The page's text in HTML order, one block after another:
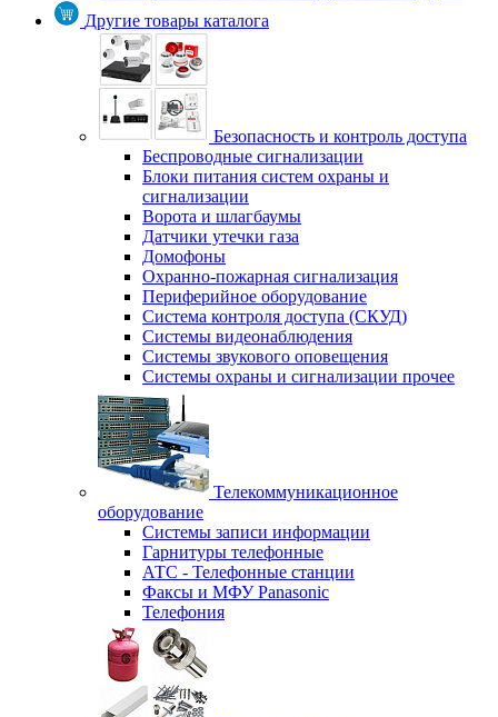
Другие товары каталога
Безопасность и контроль доступа
Беспроводные сигнализации
Блоки питания систем охраны и
сигнализации
Ворота и шлагбаумы
Датчики утечки газа
Домофоны
Охранно-пожарная сигнализация
Периферийное оборудование
Система контроля доступа (СКУД)
Системы видеонаблюдения
Системы звукового оповещения
Системы охраны и сигнализации прочее
Телекоммуникационное
оборудование
Системы записи информации
Гарнитуры телефонные
АТС - Телефонные станции
Факсы и МФУ Panasonic
Телефония